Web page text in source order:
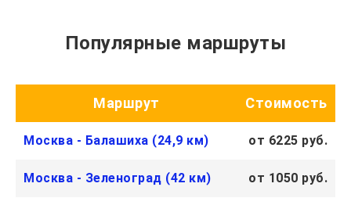
Популярные маршруты
Маршрут Стоимость
Москва - Балашиха (24,9 км) от 6225 руб.
Москва - Зеленоград (42 км) от 1050 руб.